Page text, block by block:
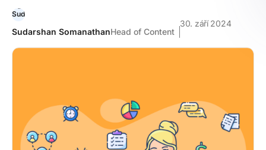
Sudarshan SomanathanHead of Content
30. září 2024